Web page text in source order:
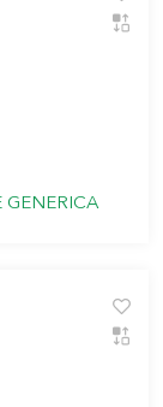
GENERICA